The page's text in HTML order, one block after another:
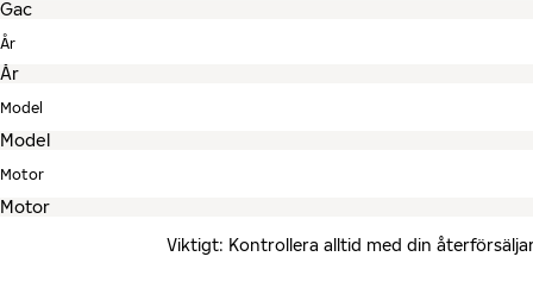
År
Model
Motor
Viktigt: Kontrollera alltid med din